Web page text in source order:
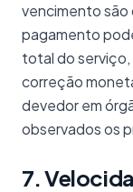
vencimento
pagamento
total do serviço,
correção
devedor em
observados os
7.